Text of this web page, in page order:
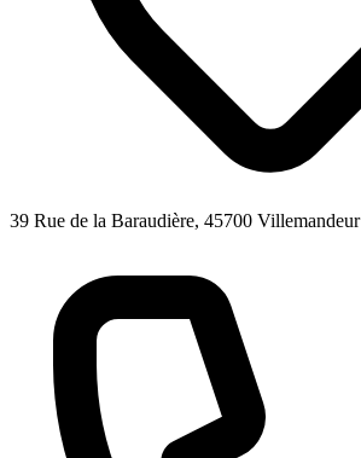
39 Rue de la Baraudière, 45700 Villemandeur